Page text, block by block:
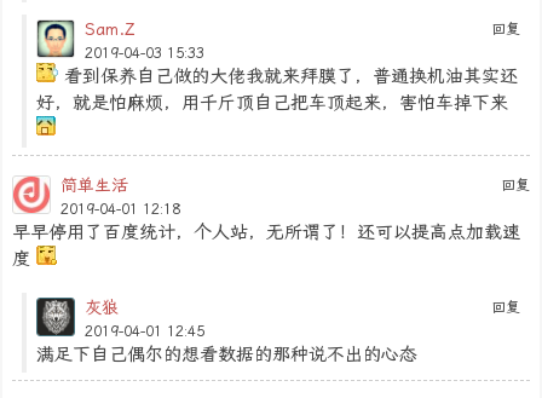
回复
Sam.Z
2019-04-03 15:33
看到保养自己做的大佬我就来拜膜了，普通换机油其实还
好，就是怕麻烦，用千斤顶自己把车顶起来，害怕车掉下来
回复
简单生活
2019-04-01 12:18
早早停用了百度统计，个人站，无所谓了！还可以提高点加载速
度
回复
灰狼
2019-04-01 12:45
满足下自己偶尔的想看数据的那种说不出的心态